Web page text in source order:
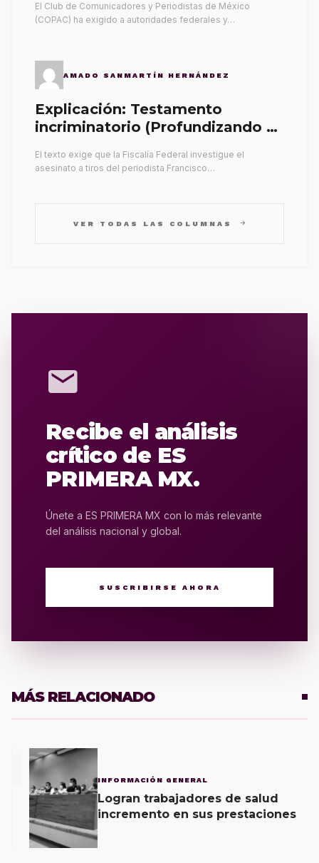
El Club de Comunicadores y Periodistas de México
(COPAC) ha exigido a autoridades federales y…
AMADO SANMARTÍN HERNÁNDEZ
Explicación: Testamento
incriminatorio (Profundizando su
El texto exige que la Fiscalía Federal investigue el
asesinato a tiros del periodista Francisco…
VER TODAS LAS COLUMNAS arrow_forward
mail
Recibe el análisis
crítico de ES
PRIMERA MX.
Únete a ES PRIMERA MX con lo más relevante
del análisis nacional y global.
SUSCRIBIRSE AHORA
MÁS RELACIONADO
INFORMACIÓN GENERAL
Logran trabajadores de salud
incremento en sus prestaciones